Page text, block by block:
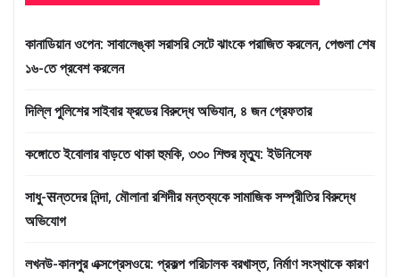
কানাডিয়ান ওপেন: সাবালেঙ্কা সরাসরি সেটে ঝাংকে পরাজিত করলেন, পেগুলা শেষ
১৬-তে প্রবেশ করলেন
দিল্লি পুলিশের সাইবার ফ্রডের বিরুদ্ধে অভিযান, ৪ জন গ্রেফতার
কঙ্গোতে ইবোলার বাড়তে থাকা হুমকি, ৩৩০ শিশুর মৃত্যু: ইউনিসেফ
সাধু-सন্তদের নিন্দা, মৌলানা রশিদীর মন্তব্যকে সামাজিক সম্প্রীতির বিরুদ্ধে
অভিযোগ
লখনউ-কানপুর এক্সপ্রেসওয়ে: প্রকল্প পরিচালক বরখাস্ত, নির্মাণ সংস্থাকে কারণ